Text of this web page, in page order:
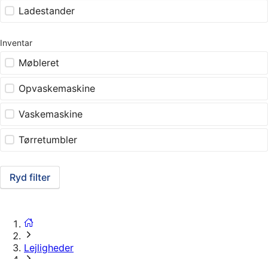
Ladestander
Inventar
Møbleret
Opvaskemaskine
Vaskemaskine
Tørretumbler
Ryd filter
Lejligheder